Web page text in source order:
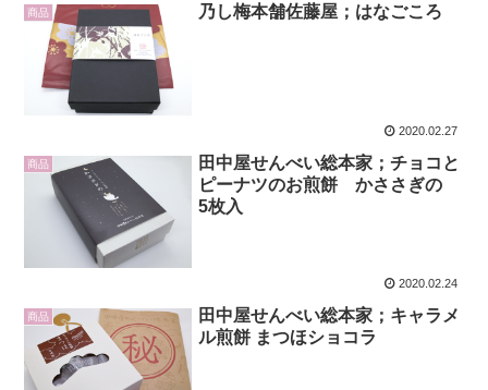
商品 乃し梅本舗佐藤屋；はなごころ
2020.02.27
商品
田中屋せんべい総本家；チョコと
ピーナツのお煎餅 かささぎの
5枚入
2020.02.24
商品
田中屋せんべい総本家；キャラメ
ル煎餅 まつほショコラ